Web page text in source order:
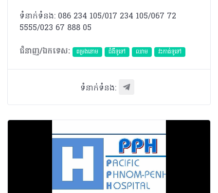
ទំនាក់ទំនង: 086 234 105/017 234 105/067 72
5555/023 67 888 05
ជំនាញ/ឯកទេស:
តម្រងនោម ជំងឺទូទៅ ឈាម វះកាត់ទូទៅ
ទំនាក់ទំនង: